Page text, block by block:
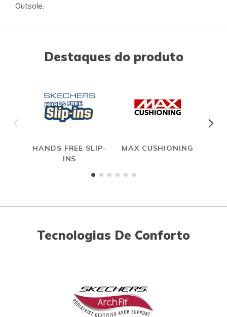
Outsole.
Destaques do produto
HANDS FREE SLIP-
INS
MAX CUSHIONING
Tecnologias De Conforto